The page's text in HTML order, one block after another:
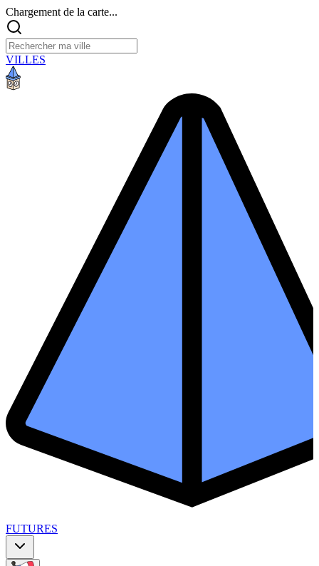
Chargement de la carte...
VILLES
FUTURES